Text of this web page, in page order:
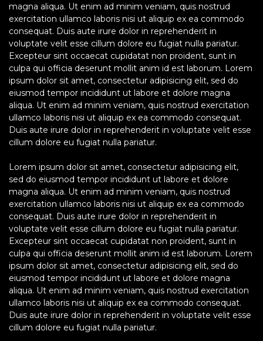
magna aliqua. Ut enim ad minim veniam, quis nostrud
exercitation ullamco laboris nisi ut aliquip ex ea commodo
consequat. Duis aute irure dolor in reprehenderit in
voluptate velit esse cillum dolore eu fugiat nulla pariatur.
Excepteur sint occaecat cupidatat non proident, sunt in
culpa qui officia deserunt mollit anim id est laborum. Lorem
ipsum dolor sit amet, consectetur adipisicing elit, sed do
eiusmod tempor incididunt ut labore et dolore magna
aliqua. Ut enim ad minim veniam, quis nostrud exercitation
ullamco laboris nisi ut aliquip ex ea commodo consequat.
Duis aute irure dolor in reprehenderit in voluptate velit esse
cillum dolore eu fugiat nulla pariatur.
Lorem ipsum dolor sit amet, consectetur adipisicing elit,
sed do eiusmod tempor incididunt ut labore et dolore
magna aliqua. Ut enim ad minim veniam, quis nostrud
exercitation ullamco laboris nisi ut aliquip ex ea commodo
consequat. Duis aute irure dolor in reprehenderit in
voluptate velit esse cillum dolore eu fugiat nulla pariatur.
Excepteur sint occaecat cupidatat non proident, sunt in
culpa qui officia deserunt mollit anim id est laborum. Lorem
ipsum dolor sit amet, consectetur adipisicing elit, sed do
eiusmod tempor incididunt ut labore et dolore magna
aliqua. Ut enim ad minim veniam, quis nostrud exercitation
ullamco laboris nisi ut aliquip ex ea commodo consequat.
Duis aute irure dolor in reprehenderit in voluptate velit esse
cillum dolore eu fugiat nulla pariatur.